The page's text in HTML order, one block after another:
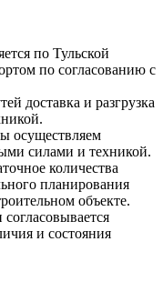
по Тульской
по согласованию с
доставка и разгрузка
осуществляем
силами и техникой.
количества
планирования
объекте.
и состояния